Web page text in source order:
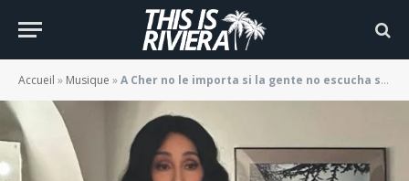
Accueil » Musique »A Cher no le importa si la gente no escucha su nuevo álbum